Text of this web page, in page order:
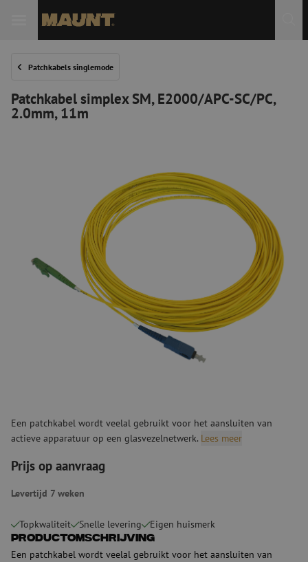
Patchkabels singlemode
Patchkabel simplex SM, E2000/APC-SC/PC,
2.0mm, 11m
Een patchkabel wordt veelal gebruikt voor het aansluiten van
actieve apparatuur op een glasvezelnetwerk. Lees meer
Prijs op aanvraag
Levertijd 7 weken
Topkwaliteit Snelle levering Eigen huismerk
Productomschrijving
Een patchkabel wordt veelal gebruikt voor het aansluiten van